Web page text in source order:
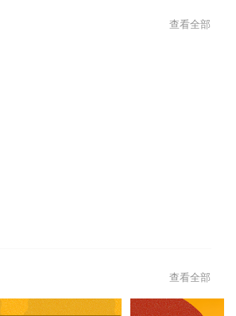
查看全部
查看全部